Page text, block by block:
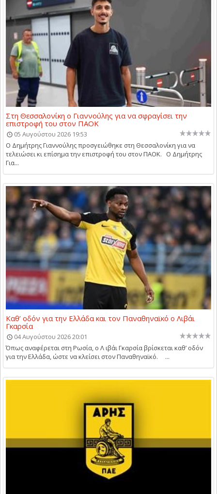
Στη Θεσσαλονίκη ο Γιαννούλης για να σφραγίσει την
επιστροφή του στον ΠΑΟΚ
05 Αυγούστου 2026 19:53
Ο Δημήτρης Γιαννούλης προσγειώθηκε στη Θεσσαλονίκη για να
τελειώσει κι επίσημα την επιστροφή του στον ΠΑΟΚ. Ο Δημήτρης
Για...
Καθ’ οδόν για την Ελλάδα και τον Παναθηναϊκό ο Λιβάι
Γκαρσία
04 Αυγούστου 2026 20:01
Όπως αναφέρεται στη Ρωσία, ο Λ ιβάι Γκαρσία βρίσκεται καθ’ οδόν
για την Ελλάδα, ώστε να κλείσει στον Παναθηναϊκό. ...